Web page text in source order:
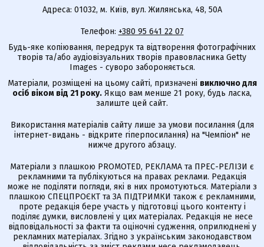
Адреса: 01032, м. Київ, вул. Жилянська, 48, 50А
Телефон: +380 95 641 22 07
Будь-яке копіювання, передрук та відтворення фотографічних
творів та/або аудіовізуальних творів правовласника Getty
Images - суворо забороняється.
Матеріали, розміщені на цьому сайті, призначені виключно для
осіб віком від 21 року. Якщо вам менше 21 року, будь ласка,
залиште цей сайт.
Використання матеріалів сайту лише за умови посилання (для
інтернет-видань - відкрите гіперпосилання) на "Чемпіон" не
нижче другого абзацу.
Матеріали з плашкою PROMOTED, РЕКЛАМА та ПРЕС-РЕЛІЗИ є
рекламними та публікуються на правах реклами. Редакція
може не поділяти погляди, які в них промотуються. Матеріали з
плашкою СПЕЦПРОЄКТ та ЗА ПІДТРИМКИ також є рекламними,
проте редакція бере участь у підготовці цього контенту і
поділяє думки, висловлені у цих матеріалах. Редакція не несе
відповідальності за факти та оціночні судження, оприлюднені у
рекламних матеріалах. Згідно з українським законодавством